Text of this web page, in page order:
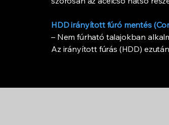
HDD irányított fúró mentés
– Nem fúrható talajokban
Az irányított fúrás (HDD)